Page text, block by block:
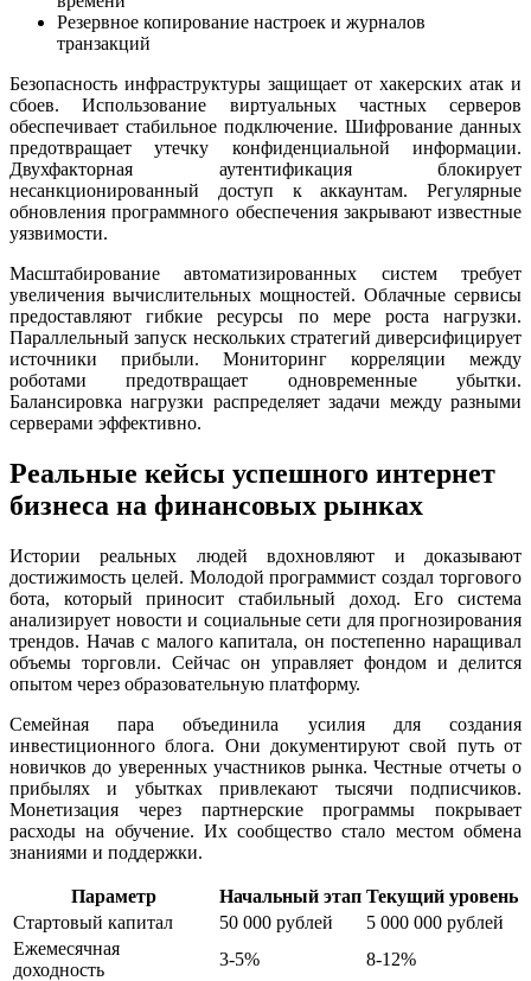
Резервное копирование настроек и журналов
транзакций
Безопасность инфраструктуры защищает от хакерских атак и
сбоев. Использование виртуальных частных серверов
обеспечивает стабильное подключение. Шифрование данных
предотвращает утечку конфиденциальной информации.
Двухфакторная аутентификация блокирует
несанкционированный доступ к аккаунтам. Регулярные
обновления программного обеспечения закрывают известные
уязвимости.
Масштабирование автоматизированных систем требует
увеличения вычислительных мощностей. Облачные сервисы
предоставляют гибкие ресурсы по мере роста нагрузки.
Параллельный запуск нескольких стратегий диверсифицирует
источники прибыли. Мониторинг корреляции между
роботами предотвращает одновременные убытки.
Балансировка нагрузки распределяет задачи между разными
серверами эффективно.
Реальные кейсы успешного интернет
бизнеса на финансовых рынках
Истории реальных людей вдохновляют и доказывают
достижимость целей. Молодой программист создал торгового
бота, который приносит стабильный доход. Его система
анализирует новости и социальные сети для прогнозирования
трендов. Начав с малого капитала, он постепенно наращивал
объемы торговли. Сейчас он управляет фондом и делится
опытом через образовательную платформу.
Семейная пара объединила усилия для создания
инвестиционного блога. Они документируют свой путь от
новичков до уверенных участников рынка. Честные отчеты о
прибылях и убытках привлекают тысячи подписчиков.
Монетизация через партнерские программы покрывает
расходы на обучение. Их сообщество стало местом обмена
знаниями и поддержки.
Параметр Начальный этап Текущий уровень
Стартовый капитал
50 000 рублей
5 000 000 рублей
Ежемесячная
доходность
3-5%
8-12%